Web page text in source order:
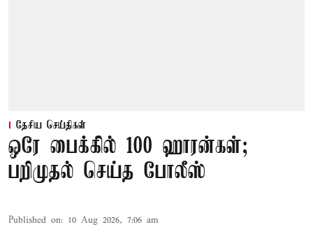
தேசிய செய்திகள்
ஒரே பைக்கில் 100 ஹாரன்கள்;
பறிமுதல் செய்த போலீஸ்
Published on: 10 Aug 2026, 7:06 am